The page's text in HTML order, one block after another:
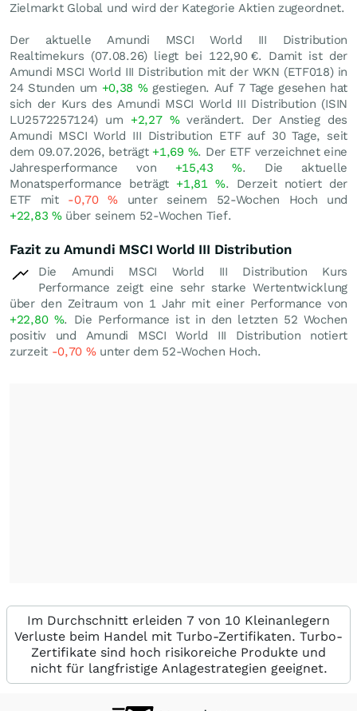
Zielmarkt Global und wird der Kategorie Aktien zugeordnet.
Der aktuelle Amundi MSCI World III Distribution
Realtimekurs (07.08.26) liegt bei 122,90 €. Damit ist der
Amundi MSCI World III Distribution mit der WKN (ETF018) in
24 Stunden um +0,38 %gestiegen. Auf 7 Tage gesehen hat
sich der Kurs des Amundi MSCI World III Distribution (ISIN
LU2572257124) um +2,27 %verändert. Der Anstieg des
Amundi MSCI World III Distribution ETF auf 30 Tage, seit
dem 09.07.2026, beträgt +1,69 %. Der ETF verzeichnet eine
Jahresperformance von +15,43%. Die aktuelle
Monatsperformance beträgt +1,81 %. Derzeit notiert der
ETF mit -0,70% unter seinem 52-Wochen Hoch und
+22,83 %über seinem 52-Wochen Tief.
Fazit zu Amundi MSCI World III Distribution
Die Amundi MSCI World III Distribution Kurs
Performance zeigt eine sehr starke Wertentwicklung
über den Zeitraum von 1 Jahr mit einer Performance von
+22,80 %. Die Performance ist in den letzten 52 Wochen
positiv und Amundi MSCI World III Distribution notiert
zurzeit -0,70 %unter dem 52-Wochen Hoch.
Im Durchschnitt erleiden 7 von 10 Kleinanlegern
Verluste beim Handel mit Turbo-Zertifikaten. Turbo-
Zertifikate sind hoch risikoreiche Produkte und
nicht für langfristige Anlagestrategien geeignet.